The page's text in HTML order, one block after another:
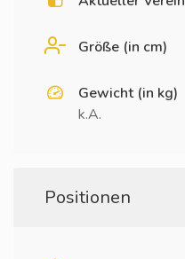
Größe (in cm)
Gewicht (in kg)
k.A.
Positionen